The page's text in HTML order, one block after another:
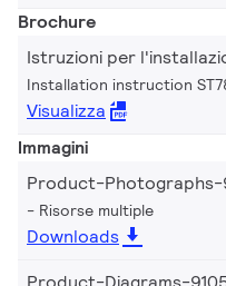
Brochure
Istruzioni per
Installation instruction
Visualizza
Immagini
Product-Photographs-
Risorse multiple
Downloads